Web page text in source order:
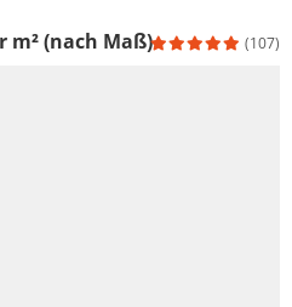
m² (nach Maß) (107)